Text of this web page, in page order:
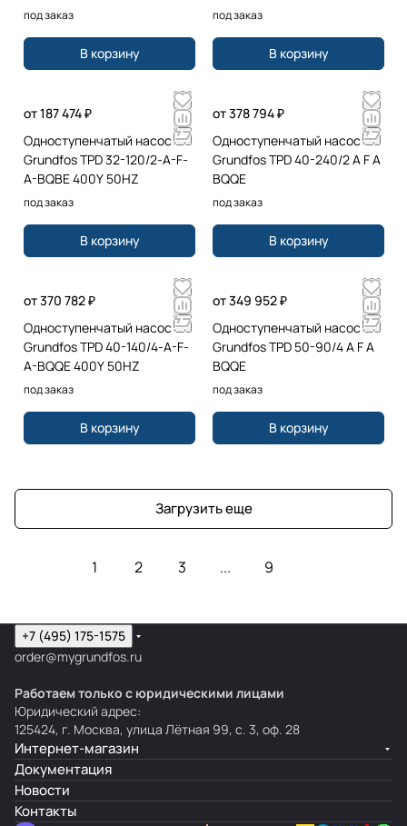
под заказ
В корзину
под заказ
В корзину
от 187 474 ₽
Одноступенчатый насос
Grundfos TPD 32-120/2-A-F-
A-BQBE 400Y 50HZ
под заказ
В корзину
от 378 794 ₽
Одноступенчатый насос
Grundfos TPD 40-240/2 A F A
BQQE
под заказ
В корзину
от 370 782 ₽
Одноступенчатый насос
Grundfos TPD 40-140/4-A-F-
A-BQQE 400Y 50HZ
под заказ
В корзину
от 349 952 ₽
Одноступенчатый насос
Grundfos TPD 50-90/4 A F A
BQQE
под заказ
В корзину
Загрузить еще
1 2 3 ... 9
+7 (495) 175-1575
order@mygrundfos.ru
Работаем только с юридическими лицами
Юридический адрес:
125424, г. Москва, улица Лётная 99, с. 3, оф. 28
Интернет-магазин
Документация
Новости
Контакты